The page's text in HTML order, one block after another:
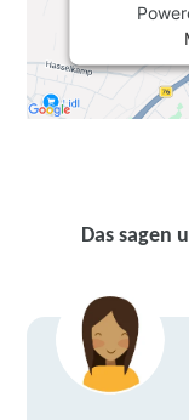
Das sagen